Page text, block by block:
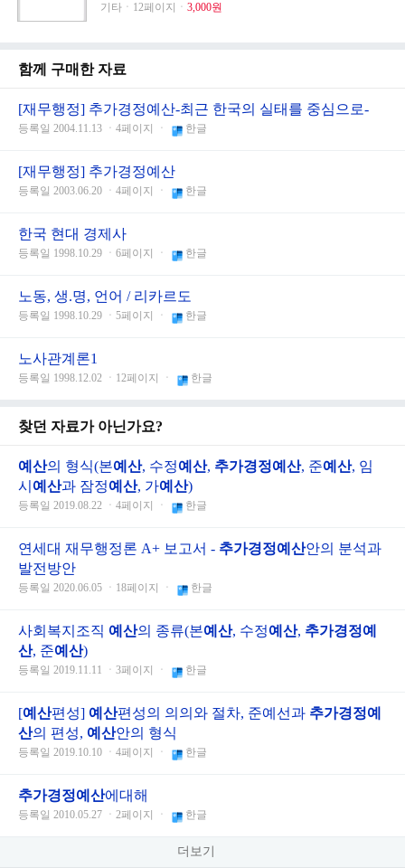
기타ㆍ12페이지ㆍ 3,000원
함께 구매한 자료
[재무행정] 추가경정예산-최근 한국의 실태를 중심으로-
등록일 2004.11.13 ㆍ4페이지 ㆍ 한글
[재무행정] 추가경정예산
등록일 2003.06.20 ㆍ4페이지 ㆍ 한글
한국 현대 경제사
등록일 1998.10.29 ㆍ6페이지 ㆍ 한글
노동, 생.명, 언어 / 리카르도
등록일 1998.10.29 ㆍ5페이지 ㆍ 한글
노사관계론1
등록일 1998.12.02 ㆍ12페이지 ㆍ 한글
찾던 자료가 아닌가요?
예산의 형식(본예산, 수정예산, 추가경정예산, 준예산, 임
시 예산과 잠정예산, 가예산)
등록일 2019.08.22 ㆍ4페이지 ㆍ 한글
연세대 재무행정론 A+ 보고서 - 추가경정예산안의 분석과
발전방안
등록일 2020.06.05 ㆍ18페이지 ㆍ 한글
사회복지조직 예산의 종류(본예산, 수정예산, 추가경정예
산, 준예산)
등록일 2019.11.11 ㆍ3페이지 ㆍ 한글
[예산편성] 예산편성의 의의와 절차, 준예선과 추가경정예
산의 편성, 예산안의 형식
등록일 2019.10.10 ㆍ4페이지 ㆍ 한글
추가경정예산에대해
등록일 2010.05.27 ㆍ2페이지 ㆍ 한글
더보기